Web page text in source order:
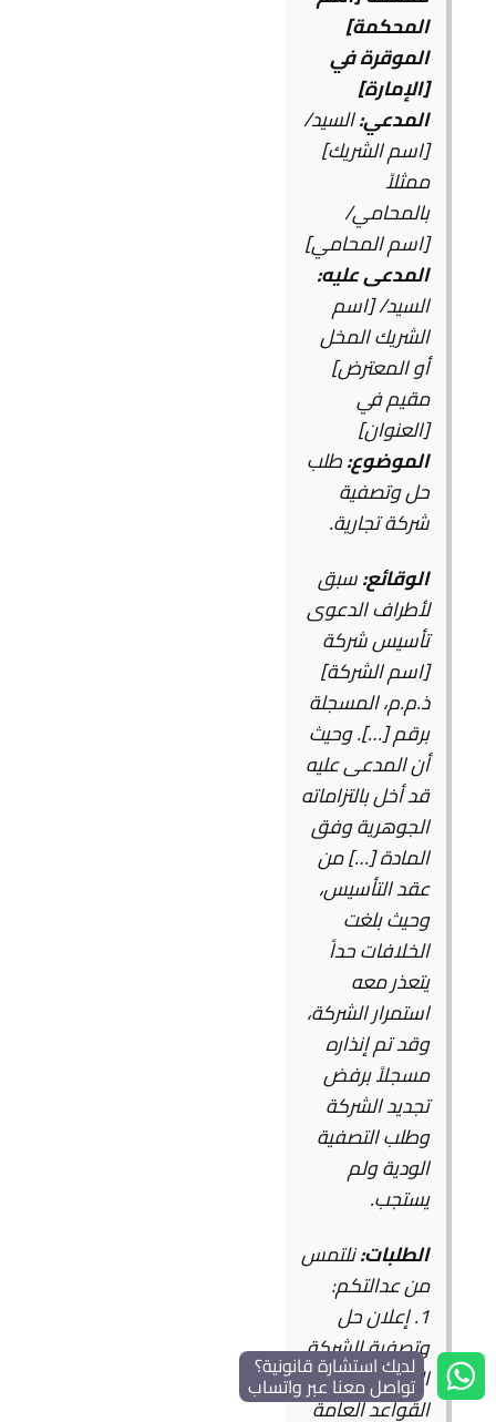
المحكمة]
الموقرة في
[الإمارة]
المدعي:السيد/
[اسم الشريك]
ممثلاً
بالمحامي/
[اسم المحامي]
المدعى عليه:
السيد/ [اسم
الشريك المخل
أو المعترض]
مقيم في
[العنوان]
الموضوع:طلب
حل وتصفية
شركة تجارية.
الوقائع:سبق
لأطراف الدعوى
تأسيس شركة
[اسم الشركة]
ذ.م.م، المسجلة
برقم […]. وحيث
أن المدعى عليه
قد أخل بالتزاماته
الجوهرية وفق
المادة […] من
عقد التأسيس،
وحيث بلغت
الخلافات حداً
يتعذر معه
استمرار الشركة،
وقد تم إنذاره
مسجلاً برفض
تجديد الشركة
وطلب التصفية
الودية ولم
يستجب.
الطلبات:نلتمس
من عدالتكم:
1. إعلان حل
وتصفية الشركة
المذكورة وفق
القواعد العامة
لديك استشارة قانونية؟
تواصل معنا عبر واتساب